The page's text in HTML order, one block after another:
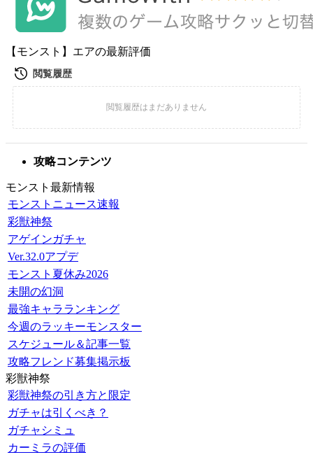
【モンスト】エアの最新評価
攻略コンテンツ
モンスト最新情報
モンストニュース速報
彩獣神祭
アゲインガチャ
Ver.32.0アプデ
モンスト夏休み2026
未開の幻洞
最強キャラランキング
今週のラッキーモンスター
スケジュール＆記事一覧
攻略フレンド募集掲示板
彩獣神祭
彩獣神祭の引き方と限定
ガチャは引くべき？
ガチャシミュ
カーミラの評価